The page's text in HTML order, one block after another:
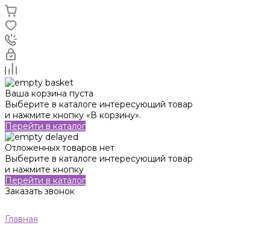
Ваша корзина пуста
Выберите в каталоге интересующий товар
и нажмите кнопку «В корзину».
Перейти в каталог
Отложенных товаров нет
Выберите в каталоге интересующий товар
и нажмите кнопку
Перейти в каталог
Заказать звонок
Главная